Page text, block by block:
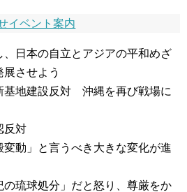
イベント案内
、日本の自立とアジアの平和めざ
させよう
基地建設反対 沖縄を再び戦場に
反対
動」と言うべき大きな変化が進
琉球処分」だと怒り、尊厳をか